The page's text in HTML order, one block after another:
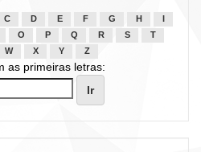
C D E F G H
O P Q R S
T
W X Y Z
as primeiras letras: